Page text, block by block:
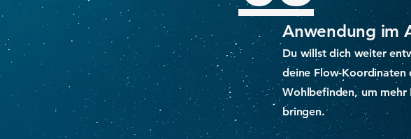
Anwendung im
Du willst dich weiter
deine Flow-
Wohlbefinden, um mehr
bringen.